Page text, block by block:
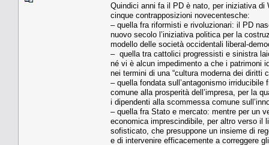
Quindici anni fa il PD è nato, per iniziativa di
cinque contrapposizioni novecentesche:
– quella fra riformisti e rivoluzionari: il PD
nuovo secolo l’iniziativa politica per la
modello delle società occidentali liberal-
– quella tra cattolici progressisti e sinistra
né vi è alcun impedimento a che i patrimoni
nei termini di una “cultura moderna dei diritti
– quella fondata sull’antagonismo
comune alla prosperità dell’impresa, per la
i dipendenti alla scommessa comune
– quella fra Stato e mercato: mentre per un
economica imprescindibile, per altro verso il
sofisticato, che presuppone un insieme di
e di intervenire efficacemente a correggere